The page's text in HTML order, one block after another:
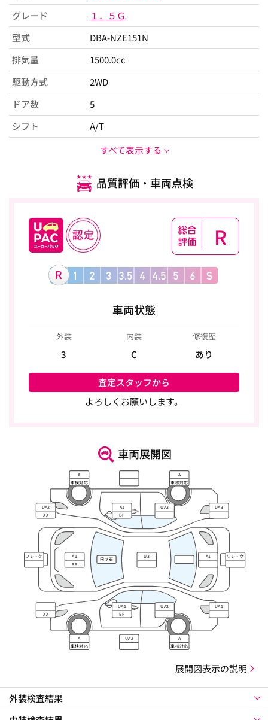
グレード
１．５Ｇ
型式
DBA-NZE151N
排気量
1500.0cc
駆動方式
2WD
ドア数
5
シフト
A/T
すべて表示する
品質評価・車両点検
R
車両状態
外装
3
内装
C
修復歴
あり
査定スタッフから
よろしくお願いします。
車両展開図
A
車検対応
A
車検対応
UA2
XX
A1
BP
UA2 UA3
ワレ・ケ
ズレ
A1
XX
飛び石
U3 A1 ワレ・ケ
ズレ
XX
UA1
BP
UA2 UA1
A
車検対応
UA2
A
車検対応
展開図表示の説明
外装検査結果